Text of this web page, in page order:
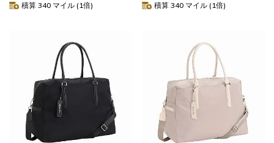
積算 340 マイル (1倍) 積算 340 マイル (1倍)